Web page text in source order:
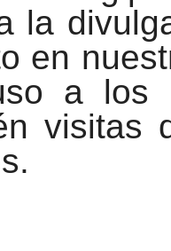
la
en
a los
visitas